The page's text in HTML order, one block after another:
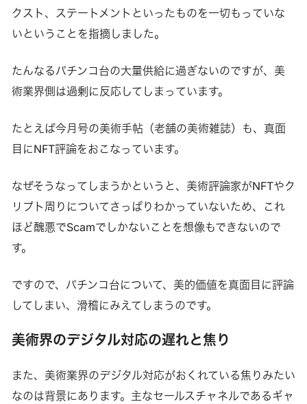
クスト、ステートメントといったものを一切もっていな
いということを指摘しました。
たんなるパチンコ台の大量供給に過ぎないのですが、美
術業界側は過剰に反応してしまっています。
たとえば今月号の美術手帖（老舗の美術雑誌）も、真面
目にNFT評論をおこなっています。
なぜそうなってしまうかというと、美術評論家がNFTやク
リプト周りについてさっぱりわかっていないため、これ
ほど醜悪でScamでしかないことを想像もできないので
す。
ですので、パチンコ台について、美的価値を真面目に評論
してしまい、滑稽にみえてしまうのです。
美術界のデジタル対応の遅れと焦り
また、美術業界のデジタル対応がおくれている焦りみたい
なのは背景にあります。主なセールスチャネルであるギャ